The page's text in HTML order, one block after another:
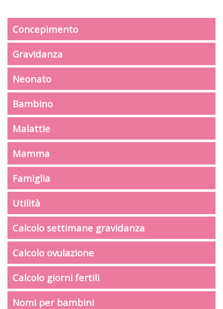
Concepimento
Gravidanza
Neonato
Bambino
Malattie
Mamma
Famiglia
Utilità
Calcolo settimane gravidanza
Calcolo ovulazione
Calcolo giorni fertili
Nomi per bambini